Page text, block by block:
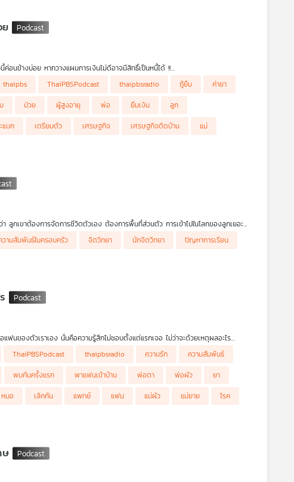
ย
ค่อนข้างบ่อย หากวางแผนการเงินไม่ดีอาจมีสิทธิ์เป็นหนี้ได้ !!
บป่วยแบบกระทันหันหรือแบบเรื้อรัง แน่นอนค่าใช้จ่ายก็ตามมาเป็นเงา จะมากน้อยก็ขึ้นอยู่
ด้ก็คือ "ลูก" เมื่อเลี่ยงการใช้เงินในเรื่องนี้ไม่ได้ ก่อนที่พ่อแม่จะป่วย ต้องเตรียมตัวและ
ษี เจ้าของเพจ TAXBugnoms เล่าให้ฟังในรายการ เศรษฐกิจติดบ้าน ค่ะ
thaipbs ThaiPBSPodcast thaipbsradio กู้ยืม
ค่ายา
ป่วย ผู้สูงอายุ พ่อ ยืมเงิน
ลูก
แบก เตรียมตัว เศรษฐกิจ เศรษฐกิจติดบ้าน
แม่
กเขาต้องการจัดการชีวิตตัวเอง ต้องการพื้นที่ส่วนตัว การเข้าไปในโลกของลูกเยอะ
จะรู้สึกว่าพ่อแม่ยังคงเป็นพื้นที่ปลอดภัย
วามสัมพันธ์ในครอบครัว จิตวิทยา นักจิตวิทยา
ปัญหาการเรียน
นของตัวเราเอง นั่นคือความรู้สึกไม่ชอบตั้งแต่แรกเจอ ไม่ว่าจะด้วยเหตุผลอะไร
ยคือ ตัวเรา ในฐานะคนกลางที่คอยประสานเชื่อมความสัมพันธ์และสร้างเส้นทางที่ทั้ง
ม่ยอมรับแฟน แฟนทำอะไรก็ผิดไปหมด มีสาเหตุจากอะไรได้บ้าง หากแก้ไขที่พ่อแม่ไม่ได้
ThaiPBSPodcast thaipbsradio ความรัก
ความสัมพันธ์
พบกันครั้งแรก พาแฟนเข้าบ้าน พ่อตา พ่อผัว
ยา
หมอ เลิกกัน แพทย์ แฟน แม่ผัว แม่ยาย
โรค
ษ